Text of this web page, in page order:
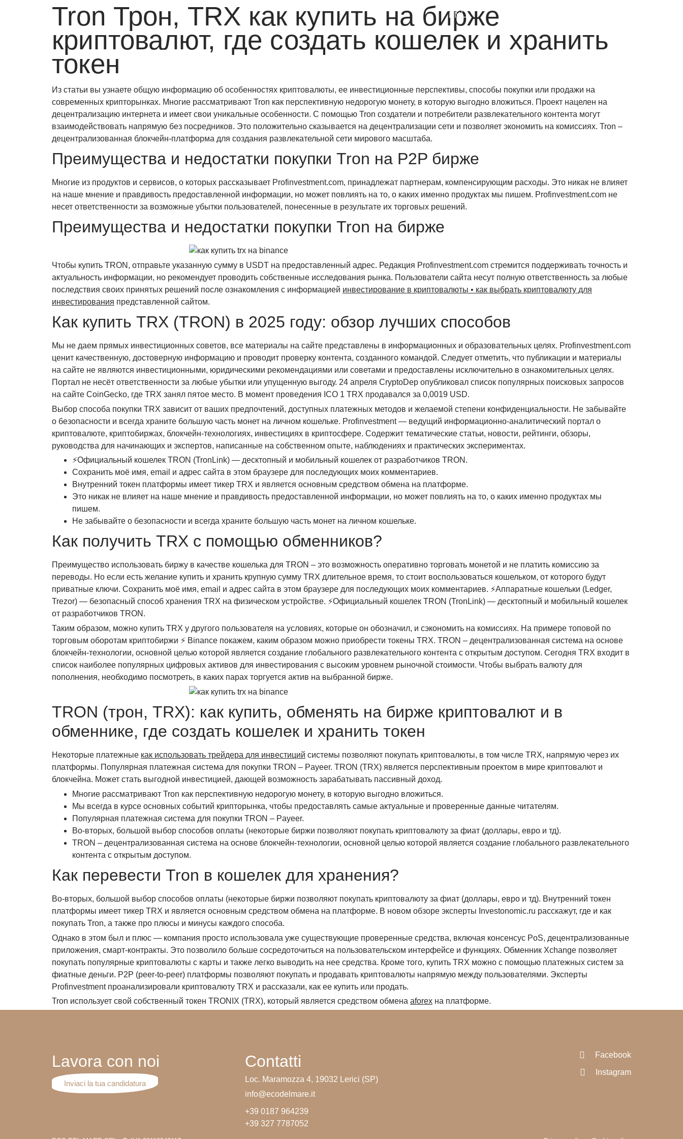
EN
Tron Трон, TRX как купить на бирже
криптовалют, где создать кошелек и хранить
токен
Из статьи вы узнаете общую информацию об особенностях криптовалюты, ее инвестиционные перспективы, способы покупки или продажи на
современных крипторынках. Многие рассматривают Tron как перспективную недорогую монету, в которую выгодно вложиться. Проект нацелен на
децентрализацию интернета и имеет свои уникальные особенности. С помощью Tron создатели и потребители развлекательного контента могут
взаимодействовать напрямую без посредников. Это положительно сказывается на децентрализации сети и позволяет экономить на комиссиях. Tron –
децентрализованная блокчейн-платформа для создания развлекательной сети мирового масштаба.
Преимущества и недостатки покупки Tron на P2P бирже
Многие из продуктов и сервисов, о которых рассказывает Profinvestment.com, принадлежат партнерам, компенсирующим расходы. Это никак не влияет
на наше мнение и правдивость предоставленной информации, но может повлиять на то, о каких именно продуктах мы пишем. Profinvestment.com не
несет ответственности за возможные убытки пользователей, понесенные в результате их торговых решений.
Преимущества и недостатки покупки Tron на бирже
Чтобы купить TRON, отправьте указанную сумму в USDT на предоставленный адрес. Редакция Profinvestment.com стремится поддерживать точность и
актуальность информации, но рекомендует проводить собственные исследования рынка. Пользователи сайта несут полную ответственность за любые
последствия своих принятых решений после ознакомления с информацией инвестирование в криптовалюты • как выбрать криптовалюту для
инвестирования представленной сайтом.
Как купить TRX (TRON) в 2025 году: обзор лучших способов
Мы не даем прямых инвестиционных советов, все материалы на сайте представлены в информационных и образовательных целях. Profinvestment.com
ценит качественную, достоверную информацию и проводит проверку контента, созданного командой. Следует отметить, что публикации и материалы
на сайте не являются инвестиционными, юридическими рекомендациями или советами и предоставлены ​​исключительно в ознакомительных целях.
Портал не несёт ответственности за любые убытки или упущенную выгоду. 24 апреля CryptoDep опубликовал список популярных поисковых запросов
на сайте CoinGecko, где TRX занял пятое место. В момент проведения ICO 1 TRX продавался за 0,0019 USD.
Выбор способа покупки TRX зависит от ваших предпочтений, доступных платежных методов и желаемой степени конфиденциальности. Не забывайте
о безопасности и всегда храните большую часть монет на личном кошельке. Profinvestment — ведущий информационно-аналитический портал о
криптовалюте, криптобиржах, блокчейн-технологиях, инвестициях в криптосфере. Содержит тематические статьи, новости, рейтинги, обзоры,
руководства для начинающих и экспертов, написанные на собственном опыте, наблюдениях и практических экспериментах.
⚡Официальный кошелек TRON (TronLink) — десктопный и мобильный кошелек от разработчиков TRON.
Сохранить моё имя, email и адрес сайта в этом браузере для последующих моих комментариев.
Внутренний токен платформы имеет тикер TRX и является основным средством обмена на платформе.
Это никак не влияет на наше мнение и правдивость предоставленной информации, но может повлиять на то, о каких именно продуктах мы
пишем.
Не забывайте о безопасности и всегда храните большую часть монет на личном кошельке.
Как получить TRX с помощью обменников?
Преимущество использовать биржу в качестве кошелька для TRON – это возможность оперативно торговать монетой и не платить комиссию за
переводы. Но если есть желание купить и хранить крупную сумму TRX длительное время, то стоит воспользоваться кошельком, от которого будут
приватные ключи. Сохранить моё имя, email и адрес сайта в этом браузере для последующих моих комментариев. ⚡Аппаратные кошельки (Ledger,
Trezor) — безопасный способ хранения TRX на физическом устройстве. ⚡Официальный кошелек TRON (TronLink) — десктопный и мобильный кошелек
от разработчиков TRON.
Таким образом, можно купить TRX у другого пользователя на условиях, которые он обозначил, и сэкономить на комиссиях. На примере топовой по
торговым оборотам криптобиржи ⚡ Binance покажем, каким образом можно приобрести токены TRX. TRON – децентрализованная система на основе
блокчейн-технологии, основной целью которой является создание глобального развлекательного контента с открытым доступом. Сегодня TRX входит в
список наиболее популярных цифровых активов для инвестирования с высоким уровнем рыночной стоимости. Чтобы выбрать валюту для
пополнения, необходимо посмотреть, в каких парах торгуется актив на выбранной бирже.
TRON (трон, TRX): как купить, обменять на бирже криптовалют и в
обменнике, где создать кошелек и хранить токен
Некоторые платежные как использовать трейдера для инвестиций системы позволяют покупать криптовалюты, в том числе TRX, напрямую через их
платформы. Популярная платежная система для покупки TRON – Payeer. TRON (TRX) является перспективным проектом в мире криптовалют и
блокчейна. Может стать выгодной инвестицией, дающей возможность зарабатывать пассивный доход.
Многие рассматривают Tron как перспективную недорогую монету, в которую выгодно вложиться.
Мы всегда в курсе основных событий крипторынка, чтобы предоставлять самые актуальные и проверенные данные читателям.
Популярная платежная система для покупки TRON – Payeer.
Во-вторых, большой выбор способов оплаты (некоторые биржи позволяют покупать криптовалюту за фиат (доллары, евро и тд).
TRON – децентрализованная система на основе блокчейн-технологии, основной целью которой является создание глобального развлекательного
контента с открытым доступом.
Как перевести Tron в кошелек для хранения?
Во-вторых, большой выбор способов оплаты (некоторые биржи позволяют покупать криптовалюту за фиат (доллары, евро и тд). Внутренний токен
платформы имеет тикер TRX и является основным средством обмена на платформе. В новом обзоре эксперты Investonomic.ru расскажут, где и как
покупать Tron, а также про плюсы и минусы каждого способа.
Однако в этом был и плюс — компания просто использовала уже существующие проверенные средства, включая консенсус PoS, децентрализованные
приложения, смарт-контракты. Это позволило больше сосредоточиться на пользовательском интерфейсе и функциях. Обменник Xchange позволяет
покупать популярные криптовалюты с карты и также легко выводить на нее средства. Кроме того, купить TRX можно с помощью платежных систем за
фиатные деньги. P2P (peer-to-peer) платформы позволяют покупать и продавать криптовалюты напрямую между пользователями. Эксперты
Profinvestment проанализировали криптовалюту TRX и рассказали, как ее купить или продать.
Tron использует свой собственный токен TRONIX (TRX), который является средством обмена aforex на платформе.
Lavora con noi
Inviaci la tua candidatura
Contatti
Loc. Maramozza 4, 19032 Lerici (SP)
info@ecodelmare.it
+39 0187 964239
+39 327 7787052
Facebook
Instagram